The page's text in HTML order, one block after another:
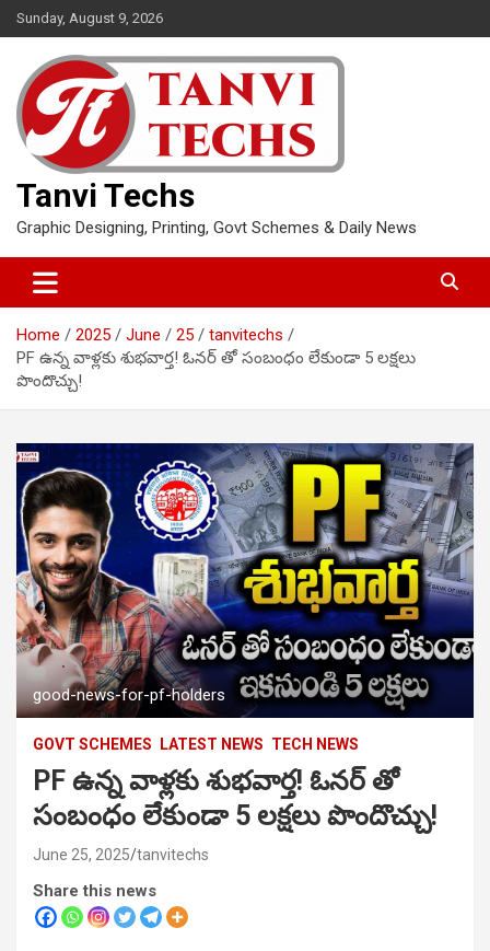
Skip
to
content
Sunday, August 9, 2026
Tanvi Techs
Graphic Designing, Printing, Govt Schemes & Daily News
Home 2025 June 25
tanvitechs
PF ఉన్న వాళ్లకు శుభవార్త! ఓనర్ తో సంబంధం లేకుండా 5 లక్షలు
పొందొచ్చు!
good-news-for-pf-holders
GOVT SCHEMES LATEST NEWS TECH NEWS
PF ఉన్న వాళ్లకు శుభవార్త! ఓనర్ తో
సంబంధం లేకుండా 5 లక్షలు పొందొచ్చు!
June 25, 2025 tanvitechs
Share this news